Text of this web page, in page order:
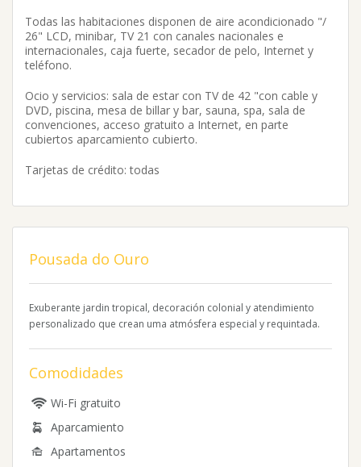
Todas las habitaciones disponen de aire acondicionado "/
26" LCD, minibar, TV 21 con canales nacionales e
internacionales, caja fuerte, secador de pelo, Internet y
teléfono.
Ocio y servicios: sala de estar con TV de 42 "con cable y
DVD, piscina, mesa de billar y bar, sauna, spa, sala de
convenciones, acceso gratuito a Internet, en parte
cubiertos aparcamiento cubierto.
Tarjetas de crédito: todas
Pousada do Ouro
Exuberante jardin tropical, decoración colonial y atendimiento
personalizado que crean uma atmósfera especial y requintada.
Comodidades
Wi-Fi gratuito
Aparcamiento
Apartamentos